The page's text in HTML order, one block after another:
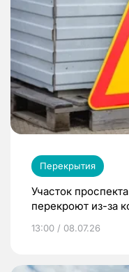
Перекрытия
Участок
перекроют из-за
13:00 / 08.07.26